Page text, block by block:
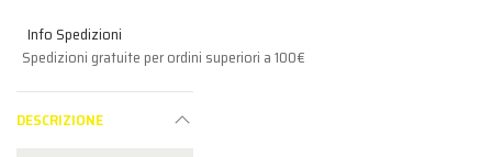
Info Spedizioni
Spedizioni gratuite per ordini superiori a 100€
DESCRIZIONE